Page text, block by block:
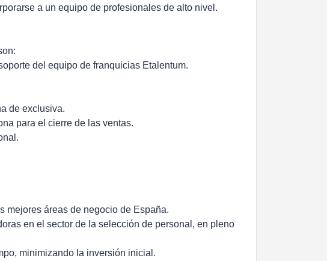
a un equipo de profesionales de alto nivel.
del equipo de franquicias Etalentum.
de exclusiva.
para el cierre de las ventas.
mejores áreas de negocio de España.
en el sector de la selección de personal, en pleno
minimizando la inversión inicial.